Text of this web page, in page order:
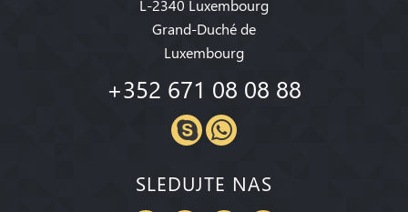
L-2340 Luxembourg
Grand-Duché de
Luxembourg
+352 671 08 08 88
SLEDUJTE NAS